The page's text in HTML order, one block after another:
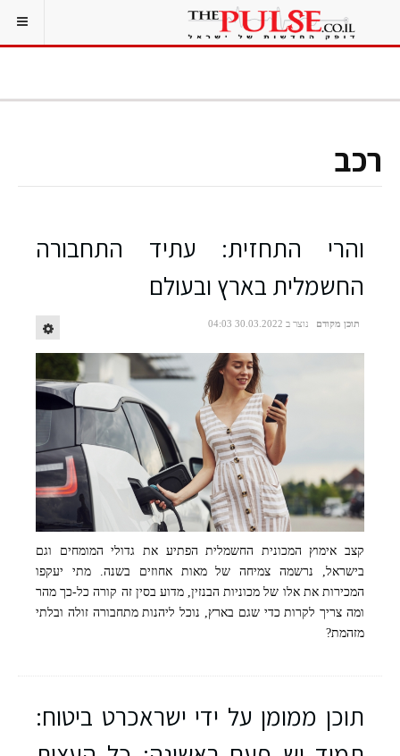
רכב
והרי התחזית: עתיד התחבורה
החשמלית בארץ ובעולם
תוכן מקודם נוצר ב 30.03.2022 04:03
קצב אימוץ המכונית החשמלית הפתיע את גדולי המומחים וגם
בישראל, נרשמה צמיחה של מאות אחוזים בשנה. מתי יעקפו
המכירות את אלו של מכוניות הבנזין, מדוע בסין זה קורה כל-כך מהר
ומה צריך לקרות כדי שגם בארץ, נוכל ליהנות מתחבורה זולה ובלתי
מזהמת?
תוכן ממומן על ידי ישראכרט ביטוח: